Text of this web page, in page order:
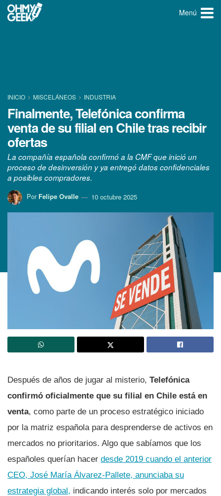
Menú
INICIO MISCELÁNEOS INDUSTRIA
Finalmente, Telefónica confirma
venta de su filial en Chile tras recibir
ofertas
La compañía española confirmó a la CMF que inició un
proceso de desinversión y ya entregó datos confidenciales
a posibles compradores.
Por Felipe Ovalle 10 octubre 2025
Después de años de jugar al misterio, Telefónica
confirmó oficialmente que su filial en Chile está en
venta, como parte de un proceso estratégico iniciado
por la matriz española para desprenderse de activos en
mercados no prioritarios. Algo que sabíamos que los
españoles querían hacer desde 2019 cuando el anterior
CEO, José Marí­a Álvarez-Pallete, anunciaba su
estrategia global, indicando interés solo por mercados